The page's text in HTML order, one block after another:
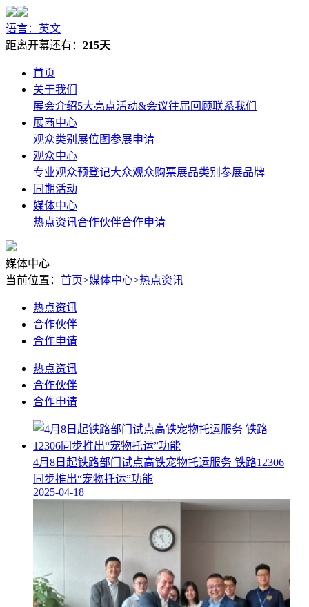
语言：英文
距离开幕还有： 215天
首页
关于我们
展会介绍5大亮点活动&会议往届回顾联系我们
展商中心
观众类别 展位图参展申请
观众中心
专业观众预登记大众观众购票展品类别 参展品牌
同期活动
媒体中心
热点资讯合作伙伴合作申请
媒体中心
当前位置： 首页>媒体中心>热点资讯
热点资讯
合作伙伴
合作申请
热点资讯
合作伙伴
合作申请
4月8日起铁路部门试点高铁宠物托运服务 铁路12306
同步推出“宠物托运”功能
2025-04-18